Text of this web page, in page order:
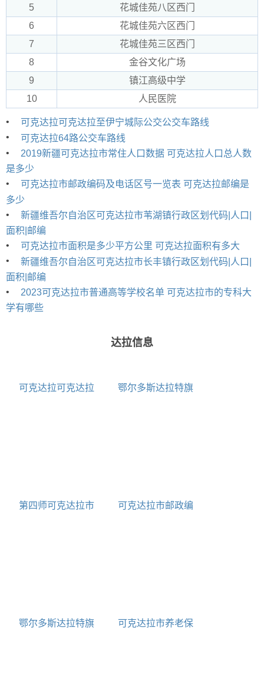
5
花城佳苑八区西门
6
花城佳苑六区西门
7
花城佳苑三区西门
8
金谷文化广场
9
镇江高级中学
10
人民医院
•
可克达拉可克达拉至伊宁城际公交公交车路线
•
可克达拉64路公交车路线
•
2019新疆可克达拉市常住人口数据 可克达拉人口总人数
是多少
•
可克达拉市邮政编码及电话区号一览表 可克达拉邮编是
多少
•
新疆维吾尔自治区可克达拉市苇湖镇行政区划代码|人口|
面积|邮编
•
可克达拉市面积是多少平方公里 可克达拉面积有多大
•
新疆维吾尔自治区可克达拉市长丰镇行政区划代码|人口|
面积|邮编
•
2023可克达拉市普通高等学校名单 可克达拉市的专科大
学有哪些
达拉信息
可克达拉可克达拉
鄂尔多斯达拉特旗
第四师可克达拉市
可克达拉市邮政编
鄂尔多斯达拉特旗
可克达拉市养老保